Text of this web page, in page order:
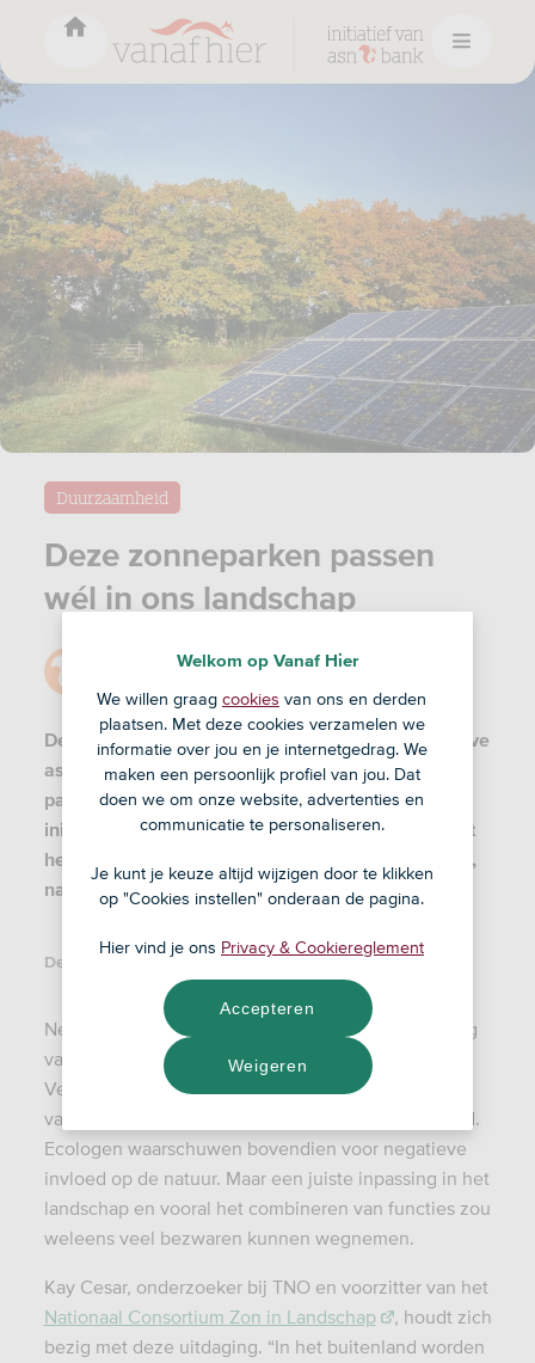
Deze zonneparken passen
wél in ons landschap
Duurzaamheid
Redactie
De term zonnepark roept bij veel mensen negatieve
associaties op. Een vlakte vol met spiegelende
panelen waar niets onder groeit. Maar lokale
initiatieven en innovatieve projecten laten zien dat
het anders kan: mooie combinaties met landbouw,
natuur en recreatie.
Deel dit artikel:
Net als de bouw van windmolens kan ook de aanleg
van zonneweides op flink wat weerstand rekenen.
Veel mensen vinden ze lelijk of vinden het zonde
van de landbouwgrond die ervoor wordt opgeofferd.
Ecologen waarschuwen bovendien voor negatieve
invloed op de natuur. Maar een juiste inpassing in het
landschap en vooral het combineren van functies zou
weleens veel bezwaren kunnen wegnemen.
Kay Cesar, onderzoeker bij TNO en voorzitter van het
Nationaal Consortium Zon in Landschap
, houdt zich
bezig met deze uitdaging. “In het buitenland worden
Welkom op Vanaf Hier
We willen graag cookies van ons en derden
plaatsen. Met deze cookies verzamelen we
informatie over jou en je internetgedrag. We
maken een persoonlijk profiel van jou. Dat
doen we om onze website, advertenties en
communicatie te personaliseren.
Je kunt je keuze altijd wijzigen door te klikken
op "Cookies instellen" onderaan de pagina.
Hier vind je ons Privacy & Cookiereglement
Weigeren
Accepteren